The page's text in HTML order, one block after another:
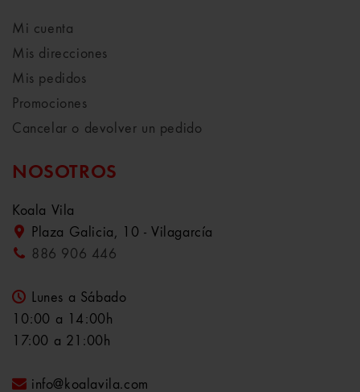
Mi cuenta
Mis direcciones
Mis pedidos
Promociones
Cancelar o devolver un pedido
NOSOTROS
Koala Vila
Plaza Galicia, 10 - Vilagarcía
886 906 446
Lunes a Sábado
10:00 a 14:00h
17:00 a 21:00h
info@koalavila.com